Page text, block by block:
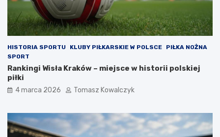
HISTORIA SPORTU KLUBY PIŁKARSKIE W POLSCE
PIŁKA NOŻNA
SPORT
Rankingi Wisła Kraków – miejsce w historii polskiej
piłki
4 marca 2026 Tomasz Kowalczyk